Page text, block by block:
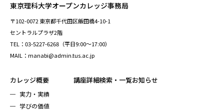
東京理科大学オープンカレッジ事務局
〒102-0072 東京都千代田区飯田橋4-10-1
セントラルプラザ2階
TEL：03-5227-6268（平日9:00～17:00）
MAIL：manabi@admin.tus.ac.jp
カレッジ概要
実力・実績
学びの価値
講座詳細検索・一覧お知らせ